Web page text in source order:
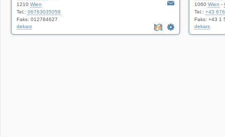
1210 Wien
Tel.: 06763035059
Faks: 012784627
dekarz
1060 Wien -
Tel.: +43
Faks: +43 1
dekarz